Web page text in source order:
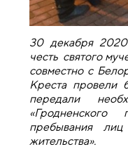
30 декабря 2020
честь святого
совместно с
Креста провели
передали
«Гродненского
пребывания
жительства».